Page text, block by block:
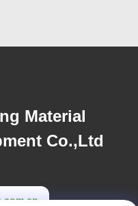
Material
Co.,Ltd